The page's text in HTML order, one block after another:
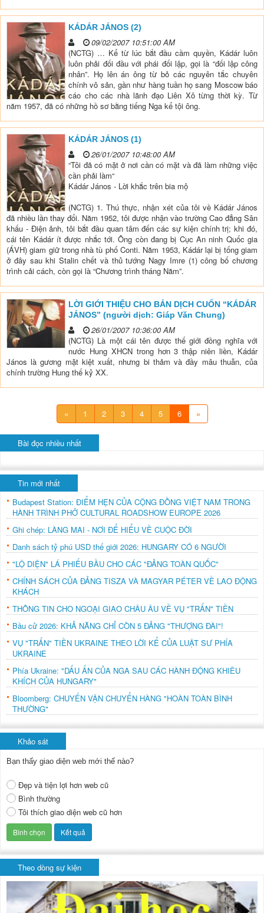
KÁDÁR JÁNOS (2)
09/02/2007 10:51:00 AM
(NCTG) … Kể từ lúc bắt đầu cầm quyền, Kádár luôn
luôn phải đối đầu với phái đối lập, gọi là “đối lập công
nhân”. Họ lên án ông từ bỏ các nguyên tắc chuyên
chính vô sản, gần như hàng tuần họ sang Moscow báo
cáo cho các nhà lãnh đạo Liên Xô từng thời kỳ. Từ
năm 1957, đã có những hồ sơ bằng tiếng Nga kể tội ông.
KÁDÁR JÁNOS (1)
26/01/2007 10:48:00 AM
“Tôi đã có mặt ở nơi cần có mặt và đã làm những việc
cần phải làm“
Kádár János - Lời khắc trên bia mộ
(NCTG) 1. Thú thực, nhận xét của tôi về Kádár János
đã nhiều lần thay đổi. Năm 1952, tôi được nhận vào trường Cao đẳng Sân
khấu - Điện ảnh, tôi bắt đầu quan tâm đến các sự kiện chính trị; khi đó,
cái tên Kádár ít được nhắc tới. Ông còn đang bị Cục An ninh Quốc gia
(ÁVH) giam giữ trong nhà tù phố Conti. Năm 1953, Kádár lại bị tống giam
ở đây sau khi Stalin chết và thủ tướng Nagy Imre (1) công bố chương
trình cải cách, còn gọi là “Chương trình tháng Năm”.
LỜI GIỚI THIỆU CHO BẢN DỊCH CUỐN “KÁDÁR
JÁNOS” (người dịch: Giáp Văn Chung)
26/01/2007 10:36:00 AM
(NCTG) Là một cái tên được thế giới đồng nghĩa với
nước Hung XHCN trong hơn 3 thập niên liền, Kádár
János là gương mặt kiệt xuất, nhưng bi thảm và đầy mâu thuẫn, của
chính trường Hung thế kỷ XX.
« 1 2 3 4 5 6 »
Bài đọc nhiều nhất
Tin mới nhất
Budapest Station: ĐIỂM HẸN CỦA CỘNG ĐỒNG VIỆT NAM TRONG
HÀNH TRÌNH PHỞ CULTURAL ROADSHOW EUROPE 2026
Ghi chép: LÀNG MAI - NƠI ĐỂ HIỂU VỀ CUỘC ĐỜI
Danh sách tỷ phú USD thế giới 2026: HUNGARY CÓ 6 NGƯỜI
"LỘ DIỆN" LÁ PHIẾU BẦU CHO CÁC "ĐẢNG TOÀN QUỐC"
CHÍNH SÁCH CỦA ĐẢNG TISZA VÀ MAGYAR PÉTER VỀ LAO ĐỘNG
KHÁCH
THÔNG TIN CHO NGOẠI GIAO CHÂU ÂU VỀ VỤ "TRẤN" TIỀN
Bầu cử 2026: KHẢ NĂNG CHỈ CÒN 5 ĐẢNG "THƯỢNG ĐÀI"!
VỤ "TRẤN" TIỀN UKRAINE THEO LỜI KỂ CỦA LUẬT SƯ PHÍA
UKRAINE
Phía Ukraine: "DẤU ẤN CỦA NGA SAU CÁC HÀNH ĐỘNG KHIÊU
KHÍCH CỦA HUNGARY"
Bloomberg: CHUYẾN VẬN CHUYỂN HÀNG "HOÀN TOÀN BÌNH
THƯỜNG"
Khảo sát
Bạn thấy giao diện web mới thế nào?
Đẹp và tiện lợi hơn web cũ
Bình thường
Tôi thích giao diện web cũ hơn
Theo dòng sự kiện